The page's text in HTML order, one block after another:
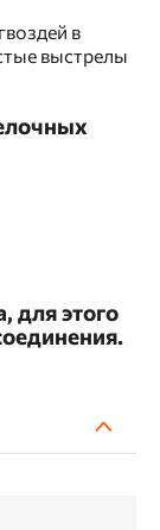
в
выстрелы
для этого